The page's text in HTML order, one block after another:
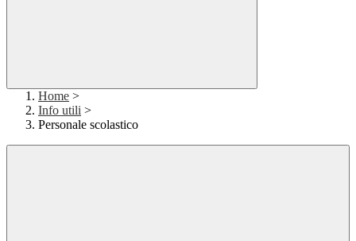
Home >
Info utili >
Personale scolastico